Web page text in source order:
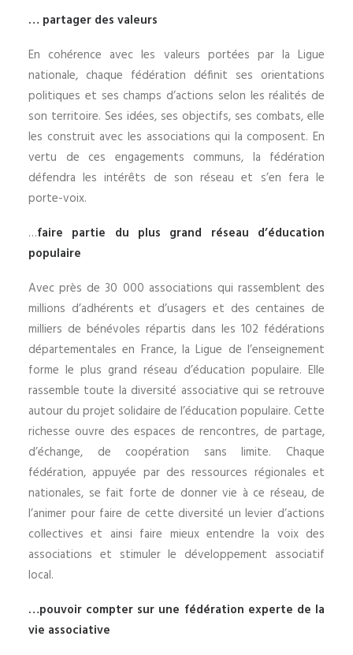
… partager des valeurs
En cohérence avec les valeurs portées par la Ligue
nationale, chaque fédération définit ses orientations
politiques et ses champs d’actions selon les réalités de
son territoire. Ses idées, ses objectifs, ses combats, elle
les construit avec les associations qui la composent. En
vertu de ces engagements communs, la fédération
défendra les intérêts de son réseau et s’en fera le
porte-voix.
…faire partie du plus grand réseau d’éducation
populaire
Avec près de 30 000 associations qui rassemblent des
millions d’adhérents et d’usagers et des centaines de
milliers de bénévoles répartis dans les 102 fédérations
départementales en France, la Ligue de l’enseignement
forme le plus grand réseau d’éducation populaire. Elle
rassemble toute la diversité associative qui se retrouve
autour du projet solidaire de l’éducation populaire. Cette
richesse ouvre des espaces de rencontres, de partage,
d’échange, de coopération sans limite. Chaque
fédération, appuyée par des ressources régionales et
nationales, se fait forte de donner vie à ce réseau, de
l’animer pour faire de cette diversité un levier d’actions
collectives et ainsi faire mieux entendre la voix des
associations et stimuler le développement associatif
local.
…pouvoir compter sur une fédération experte de la
vie associative